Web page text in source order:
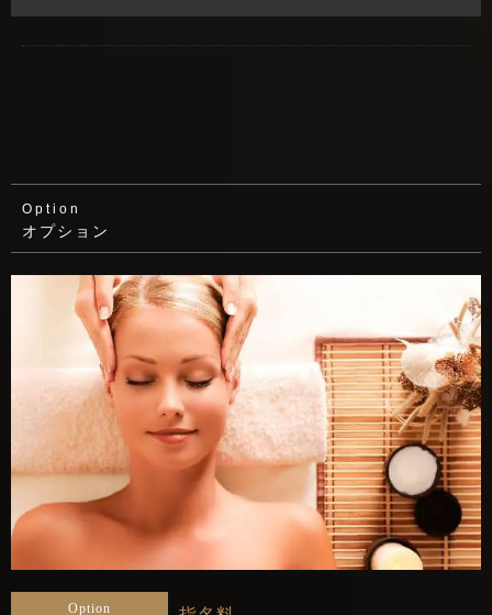
オプション
Option